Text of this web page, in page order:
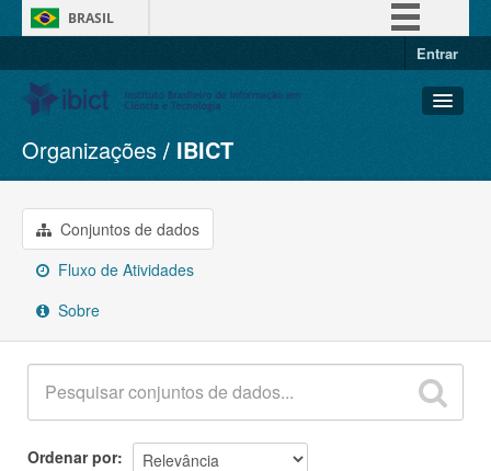
BRASIL
Entrar
Conjuntos de dados
Organizações
Grupos
Sobre
Organizações IBICT
Conjuntos de dados
Fluxo de Atividades
Sobre
Ordenar por